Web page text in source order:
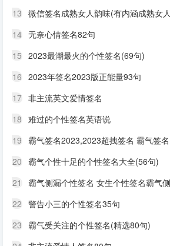
13 微信签名成熟女人韵味(有内涵成熟女
14 无奈心情签名82句
15 2023最潮最火的个性签名(69句)
16 2023年签名2023版正能量93句
17 非主流英文爱情签名
18 难过的个性签名英语说
19 霸气签名2023,2023超拽签名 霸气签
20 霸气个性十足的个性签名大全(56句)
21
霸气侧漏个性签名 女生个性签名霸气
22 警告小三的个性签名35句
23 霸气受关注的个性签名(精选80句)